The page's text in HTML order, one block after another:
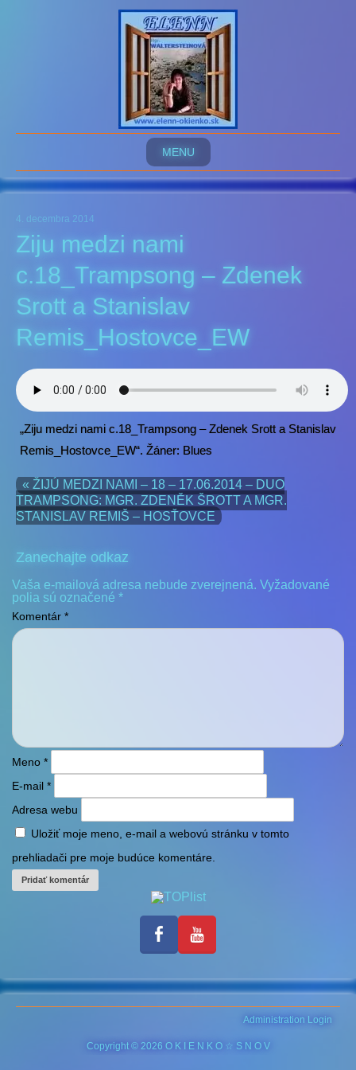
MENU
4. decembra 2014
Ziju medzi nami
c.18_Trampsong – Zdenek
Srott a Stanislav
Remis_Hostovce_EW
„Ziju medzi nami c.18_Trampsong – Zdenek Srott a Stanislav
Remis_Hostovce_EW“. Žáner: Blues
« ŽIJÚ MEDZI NAMI – 18 – 17.06.2014 – DUO
TRAMPSONG: MGR. ZDENĚK ŠROTT A MGR.
STANISLAV REMIŠ – HOSŤOVCE
Zanechajte odkaz
Vaša e-mailová adresa nebude zverejnená. Vyžadované
polia sú označené *
Komentár *
Meno *
E-mail *
Adresa webu
Uložiť moje meno, e-mail a webovú stránku v tomto
prehliadači pre moje budúce komentáre.
Administration Login
Copyright © 2026 O K I E N K O ☆ S N O V